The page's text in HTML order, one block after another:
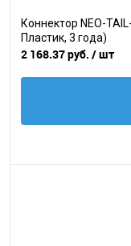
Коннектор NEO-
Пластик, 3 года)
2 168.37 руб. / шт